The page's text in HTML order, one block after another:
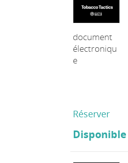
document
électroniqu
e
Réserver
Disponible